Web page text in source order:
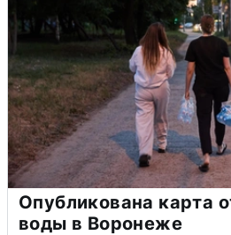
Опубликована карта
воды в Воронеже